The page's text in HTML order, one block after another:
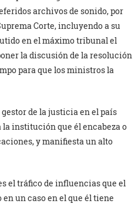
archivos de sonido, por
Corte, incluyendo a su
en el máximo tribunal el
la discusión de la resolución
para que los ministros la
de la justicia en el país
institución que él encabeza o
y manifiesta un alto
el tráfico de influencias que el
un caso en el que él tiene